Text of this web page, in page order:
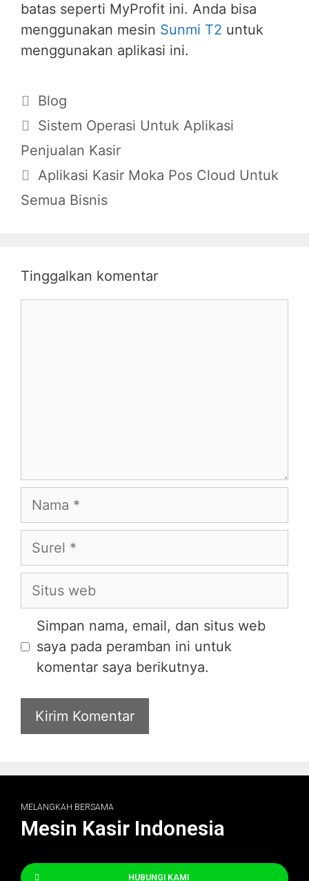
batas seperti MyProfit ini. Anda bisa
menggunakan mesin Sunmi T2 untuk
menggunakan aplikasi ini.
Blog
Sistem Operasi Untuk Aplikasi
Penjualan Kasir
Aplikasi Kasir Moka Pos Cloud Untuk
Semua Bisnis
Tinggalkan komentar
Simpan nama, email, dan situs web
saya pada peramban ini untuk
komentar saya berikutnya.
MELANGKAH BERSAMA
Mesin Kasir Indonesia
HUBUNGI KAMI